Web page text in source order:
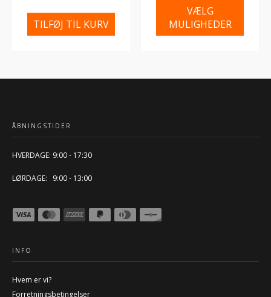
TILFØJ TIL KURV
VÆLG
MULIGHEDER
ÅBNINGSTIDER
HVERDAGE: 9:00 - 17:30
LØRDAGE: 9:00 - 13:00
INFO
Hvem er vi?
Forretningsbetingelser